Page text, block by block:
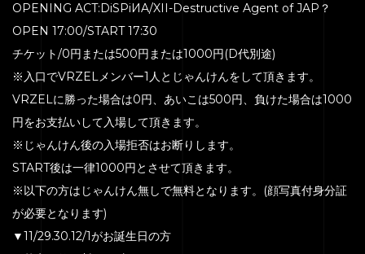
OPENING ACT:DiSPiИA/XII-Destructive Agent of JAP？
OPEN 17:00/START 17:30
チケット/0円または500円または1000円(D代別途)
※入口でVRZELメンバー1人とじゃんけんをして頂きます。
VRZELに勝った場合は0円、あいこは500円、負けた場合は1000
円をお支払いして入場して頂きます。
※じゃんけん後の入場拒否はお断りします。
START後は一律1000円とさせて頂きます。
※以下の方はじゃんけん無しで無料となります。(顔写真付身分証
が必要となります)
▼11/29.30.12/1がお誕生日の方